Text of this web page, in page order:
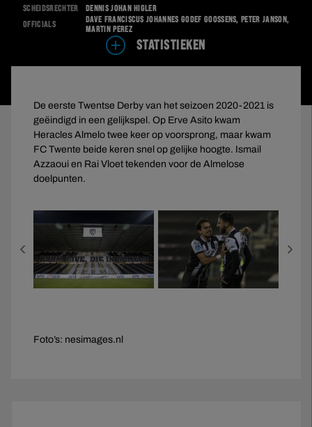
Scheidsrechter
Dennis Johan Higler
Officials
Dave Franciscus Johannes Godef Goossens, Peter Janson,
Martin Perez
STATISTIEKEN
De eerste Twentse Derby van het seizoen 2020-2021 is
geëindigd in een gelijkspel. Op Erve Asito kwam
Heracles Almelo twee keer op voorsprong, maar kwam
FC Twente beide keren snel op gelijke hoogte. Ismail
Azzaoui en Rai Vloet tekenden voor de Almelose
doelpunten.
Foto’s: nesimages.nl